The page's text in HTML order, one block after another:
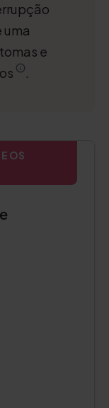
e
.
OS